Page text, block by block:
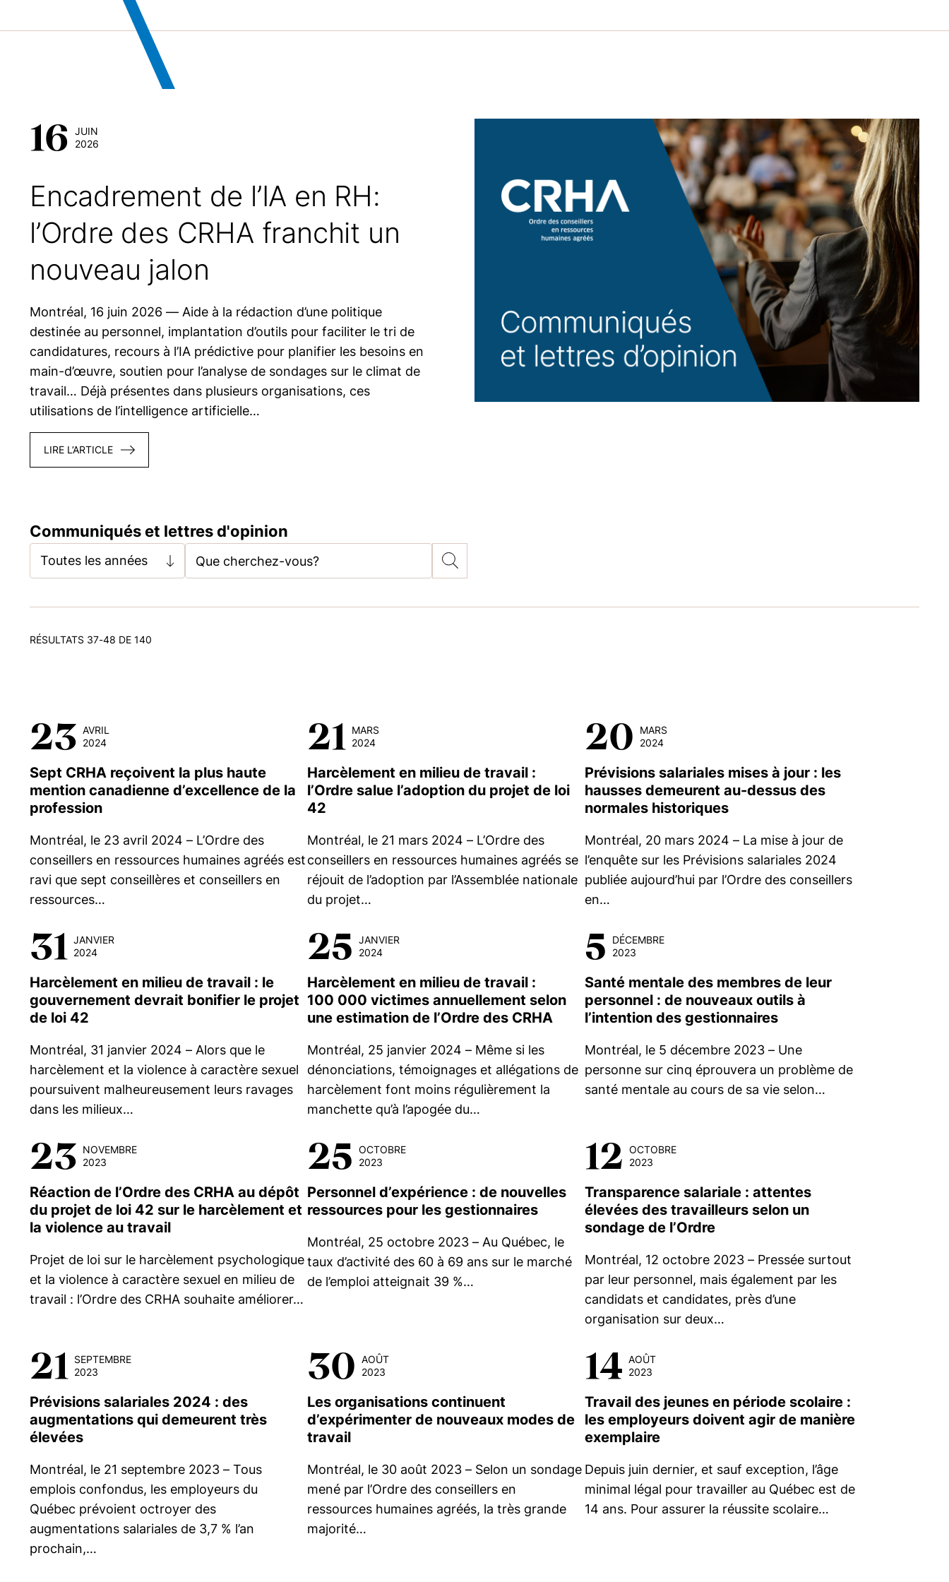
16 JUIN
2026
Encadrement de l’IA en RH:
l’Ordre des CRHA franchit un
nouveau jalon
Montréal, 16 juin 2026 — Aide à la rédaction d’une politique
destinée au personnel, implantation d’outils pour faciliter le tri de
candidatures, recours à l’IA prédictive pour planifier les besoins en
main-d’œuvre, soutien pour l’analyse de sondages sur le climat de
travail… Déjà présentes dans plusieurs organisations, ces
utilisations de l’intelligence artificielle…
LIRE L’ARTICLE
Communiqués et lettres d'opinion
Toutes les années
RÉSULTATS 37-48 DE 140
23 AVRIL
2024
Sept CRHA reçoivent la plus haute
mention canadienne d’excellence de la
profession
Montréal, le 23 avril 2024 – L’Ordre des
conseillers en ressources humaines agréés est
ravi que sept conseillères et conseillers en
ressources…
21
MARS
2024
Harcèlement en milieu de travail :
l’Ordre salue l’adoption du projet de loi
42
Montréal, le 21 mars 2024 – L’Ordre des
conseillers en ressources humaines agréés se
réjouit de l’adoption par l’Assemblée nationale
du projet…
20
MARS
2024
Prévisions salariales mises à jour : les
hausses demeurent au-dessus des
normales historiques
Montréal, 20 mars 2024 – La mise à jour de
l’enquête sur les Prévisions salariales 2024
publiée aujourd’hui par l’Ordre des conseillers
en…
31
JANVIER
2024
Harcèlement en milieu de travail : le
gouvernement devrait bonifier le projet
de loi 42
Montréal, 31 janvier 2024 – Alors que le
harcèlement et la violence à caractère sexuel
poursuivent malheureusement leurs ravages
dans les milieux…
25 JANVIER
2024
Harcèlement en milieu de travail :
100 000 victimes annuellement selon
une estimation de l’Ordre des CRHA
Montréal, 25 janvier 2024 – Même si les
dénonciations, témoignages et allégations de
harcèlement font moins régulièrement la
manchette qu’à l’apogée du…
5
DÉCEMBRE
2023
Santé mentale des membres de leur
personnel : de nouveaux outils à
l’intention des gestionnaires
Montréal, le 5 décembre 2023 – Une
personne sur cinq éprouvera un problème de
santé mentale au cours de sa vie selon…
23 NOVEMBRE
2023
Réaction de l’Ordre des CRHA au dépôt
du projet de loi 42 sur le harcèlement et
la violence au travail
Projet de loi sur le harcèlement psychologique
et la violence à caractère sexuel en milieu de
travail : l’Ordre des CRHA souhaite améliorer…
25 OCTOBRE
2023
Personnel d’expérience : de nouvelles
ressources pour les gestionnaires
Montréal, 25 octobre 2023 – Au Québec, le
taux d’activité des 60 à 69 ans sur le marché
de l’emploi atteignait 39 %…
12 OCTOBRE
2023
Transparence salariale : attentes
élevées des travailleurs selon un
sondage de l’Ordre
Montréal, 12 octobre 2023 – Pressée surtout
par leur personnel, mais également par les
candidats et candidates, près d’une
organisation sur deux…
21
SEPTEMBRE
2023
Prévisions salariales 2024 : des
augmentations qui demeurent très
élevées
Montréal, le 21 septembre 2023 – Tous
emplois confondus, les employeurs du
Québec prévoient octroyer des
augmentations salariales de 3,7 % l’an
prochain,…
30 AOÛT
2023
Les organisations continuent
d’expérimenter de nouveaux modes de
travail
Montréal, le 30 août 2023 – Selon un sondage
mené par l’Ordre des conseillers en
ressources humaines agréés, la très grande
majorité…
14 AOÛT
2023
Travail des jeunes en période scolaire :
les employeurs doivent agir de manière
exemplaire
Depuis juin dernier, et sauf exception, l’âge
minimal légal pour travailler au Québec est de
14 ans. Pour assurer la réussite scolaire…